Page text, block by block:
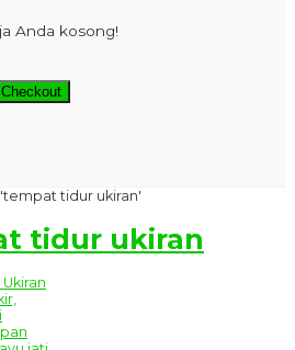
Anda kosong!
Checkout
tidur ukiran'
tidur ukiran